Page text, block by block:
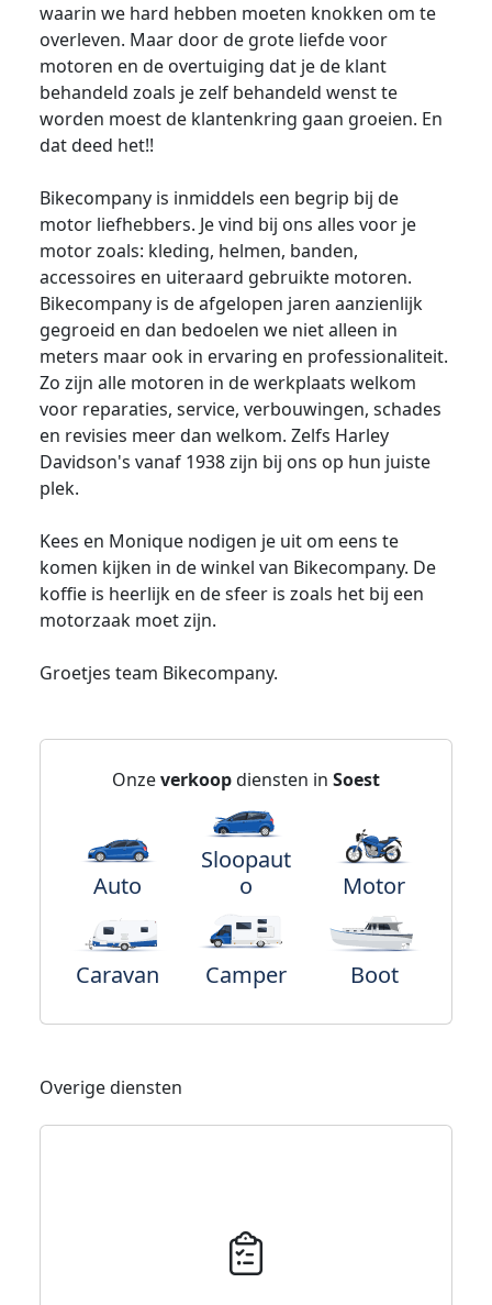
waarin we hard hebben moeten knokken om te
overleven. Maar door de grote liefde voor
motoren en de overtuiging dat je de klant
behandeld zoals je zelf behandeld wenst te
worden moest de klantenkring gaan groeien. En
dat deed het!!
Bikecompany is inmiddels een begrip bij de
motor liefhebbers. Je vind bij ons alles voor je
motor zoals: kleding, helmen, banden,
accessoires en uiteraard gebruikte motoren.
Bikecompany is de afgelopen jaren aanzienlijk
gegroeid en dan bedoelen we niet alleen in
meters maar ook in ervaring en professionaliteit.
Zo zijn alle motoren in de werkplaats welkom
voor reparaties, service, verbouwingen, schades
en revisies meer dan welkom. Zelfs Harley
Davidson's vanaf 1938 zijn bij ons op hun juiste
plek.
Kees en Monique nodigen je uit om eens te
komen kijken in de winkel van Bikecompany. De
koffie is heerlijk en de sfeer is zoals het bij een
motorzaak moet zijn.
Groetjes team Bikecompany.
Onzeverkoopdiensten in Soest
Auto
Sloopaut
o
Motor
Caravan Camper Boot
Overige diensten